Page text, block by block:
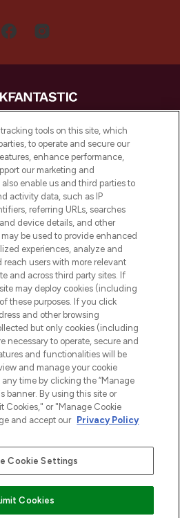
is de ultieme online
van Europa, met de
haarproducten en
dan 200 topmerken.
via de app, met gratis
vanaf €40.
toestemming
or Share My Personal
INFORMATIE
tools on this site, which
to operate and secure our
enhance performance,
our marketing and
enable us and third parties to
activity data, such as IP
referring URLs, searches
device details, and other
be used to provide enhanced
experiences, analyze and
reach users with more relevant
and across third party sites. If
may deploy cookies (including
these purposes. If you click
and other browsing
but only cookies (including
necessary to operate, secure and
and functionalities will be
and manage your cookie
time by clicking the “Manage
banner. By using this site or
Cookies," or "Manage Cookie
and accept our Privacy Policy
Cookie Settings
Cookies